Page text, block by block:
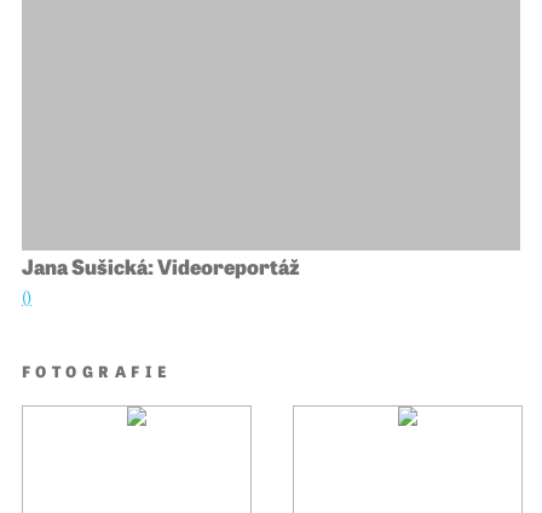
Jana Sušická: Videoreportáž
()
FOTOGRAFIE